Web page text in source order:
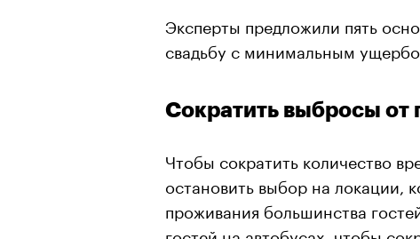
Эксперты предложили пять
свадьбу с минимальным
Сократить выбросы от
Чтобы сократить количество
остановить выбор на локации,
проживания большинства